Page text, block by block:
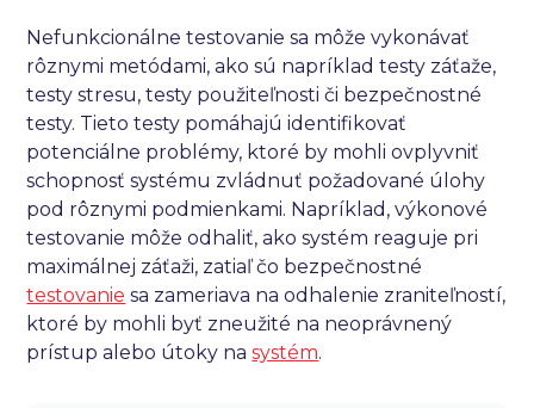
Nefunkcionálne testovanie sa môže vykonávať
rôznymi metódami, ako sú napríklad testy záťaže,
testy stresu, testy použiteľnosti či bezpečnostné
testy. Tieto testy pomáhajú identifikovať
potenciálne problémy, ktoré by mohli ovplyvniť
schopnosť systému zvládnuť požadované úlohy
pod rôznymi podmienkami. Napríklad, výkonové
testovanie môže odhaliť, ako systém reaguje pri
maximálnej záťaži, zatiaľ čo bezpečnostné
testovanie sa zameriava na odhalenie zraniteľností,
ktoré by mohli byť zneužité na neoprávnený
prístup alebo útoky nasystém.